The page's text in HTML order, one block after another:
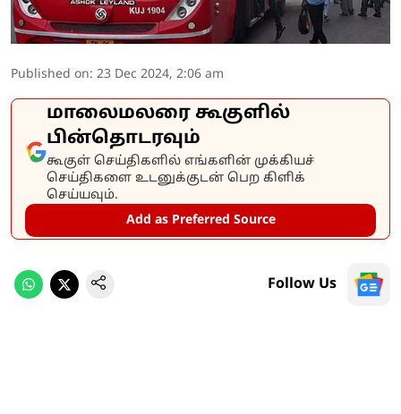
Published on: 23 Dec 2024, 2:06 am
மாலைமலரை கூகுளில்
பின்தொடரவும்
கூகுள் செய்திகளில் எங்களின் முக்கியச்
செய்திகளை உடனுக்குடன் பெற கிளிக்
செய்யவும்.
Add as Preferred Source
Follow Us